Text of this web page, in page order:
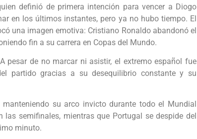
definió de primera intención para vencer a Diogo
en los últimos instantes, pero ya no hubo tiempo. El
una imagen emotiva: Cristiano Ronaldo abandonó el
fin a su carrera en Copas del Mundo.
pesar de no marcar ni asistir, el extremo español fue
partido gracias a su desequilibrio constante y su
su arco invicto durante todo el Mundial
semifinales, mientras que Portugal se despide del
minuto.